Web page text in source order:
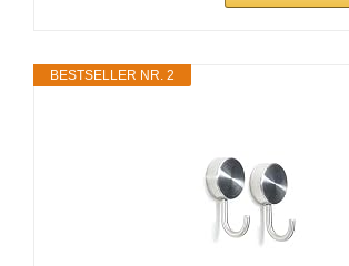
BESTSELLER NR. 2